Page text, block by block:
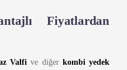
Fiyatlardan
Valfi ve diğer kombi yedek